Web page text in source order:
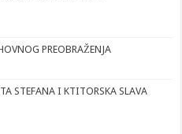
PREOBRAŽENJA
STEFANA I KTITORSKA SLAVA